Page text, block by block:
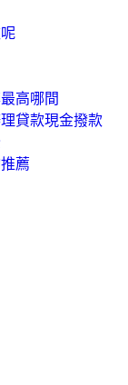
高哪間
貸款現金撥款
薦